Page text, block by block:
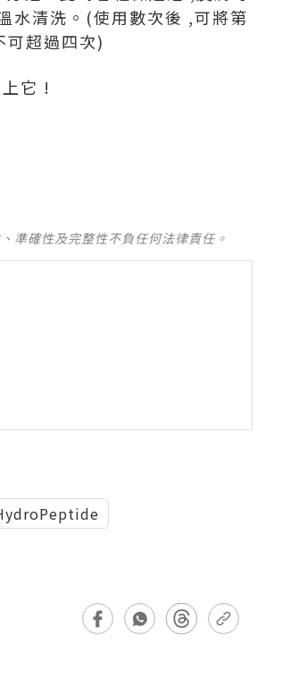
水清洗。(使用數次後 ,可將第
超過四次)
它 !
準確性及完整性不負任何法律責任。